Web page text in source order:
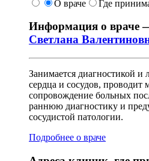
О враче
Где
Информация о враче
Светлана
Занимается диагностикой и
сердца и сосудов, проводит
сопровождение больных
раннюю диагностику и
сосудистой патологии.
Подробнее о враче